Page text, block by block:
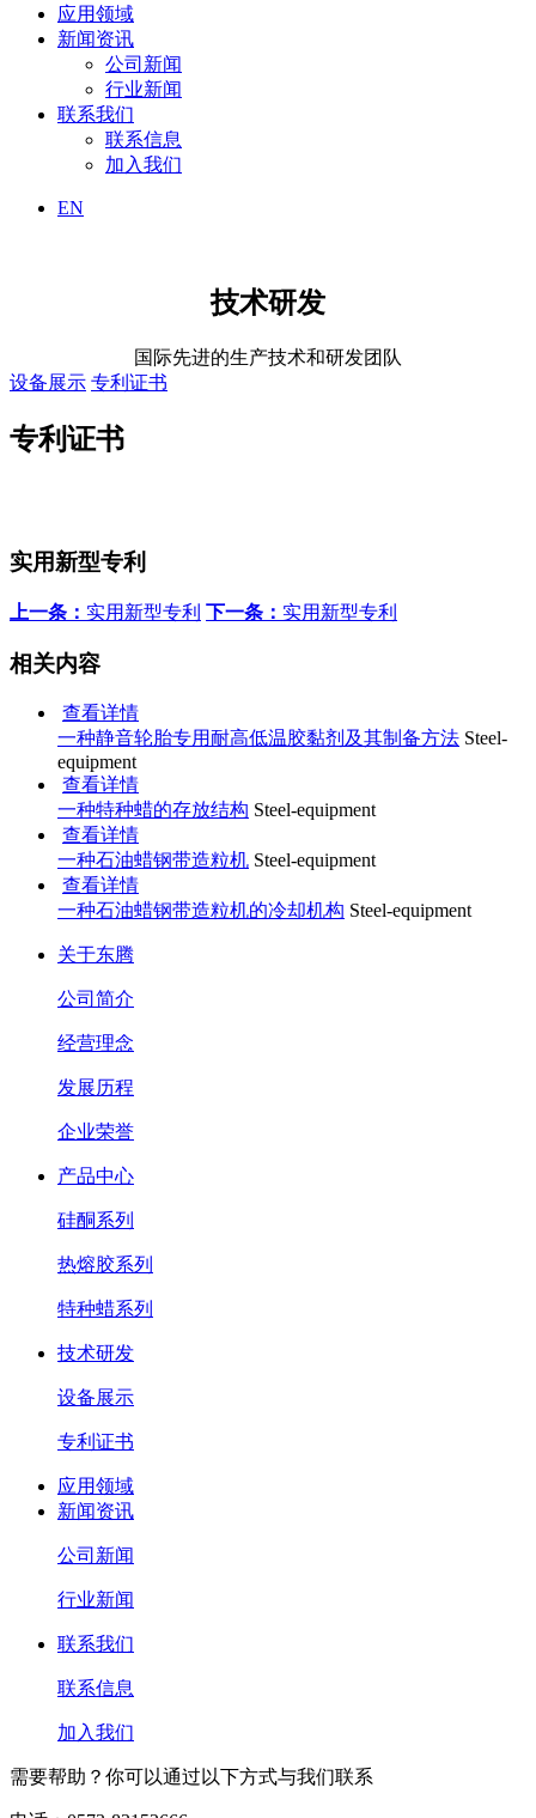
应用领域
新闻资讯
公司新闻
行业新闻
联系我们
联系信息
加入我们
EN
技术研发
国际先进的生产技术和研发团队
设备展示 专利证书
专利证书
实用新型专利
上一条： 实用新型专利 下一条： 实用新型专利
相关内容
查看详情
一种静音轮胎专用耐高低温胶黏剂及其制备方法 Steel-
equipment
查看详情
一种特种蜡的存放结构 Steel-equipment
查看详情
一种石油蜡钢带造粒机 Steel-equipment
查看详情
一种石油蜡钢带造粒机的冷却机构 Steel-equipment
关于东腾
公司简介
经营理念
发展历程
企业荣誉
产品中心
硅酮系列
热熔胶系列
特种蜡系列
技术研发
设备展示
专利证书
应用领域
新闻资讯
公司新闻
行业新闻
联系我们
联系信息
加入我们
需要帮助？你可以通过以下方式与我们联系